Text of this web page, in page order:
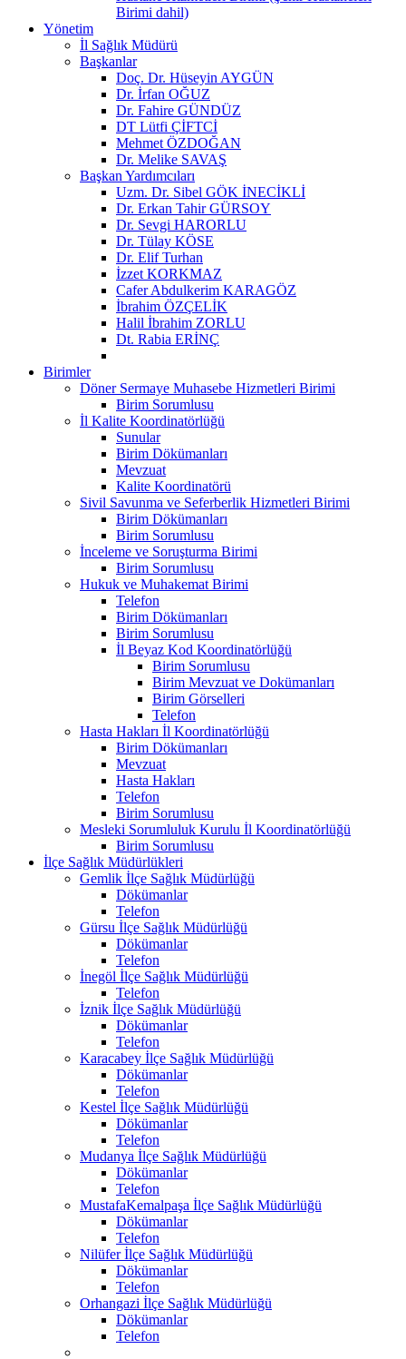
Birimi dahil)
Yönetim
İl Sağlık Müdürü
Başkanlar
Doç. Dr. Hüseyin AYGÜN
Dr. İrfan OĞUZ
Dr. Fahire GÜNDÜZ
DT Lütfi ÇİFTCİ
Mehmet ÖZDOĞAN
Dr. Melike SAVAŞ
Başkan Yardımcıları
Uzm. Dr. Sibel GÖK İNECİKLİ
Dr. Erkan Tahir GÜRSOY
Dr. Sevgi HARORLU
Dr. Tülay KÖSE
Dr. Elif Turhan
İzzet KORKMAZ
Cafer Abdulkerim KARAGÖZ
İbrahim ÖZÇELİK
Halil İbrahim ZORLU
Dt. Rabia ERİNÇ
Birimler
Döner Sermaye Muhasebe Hizmetleri Birimi
Birim Sorumlusu
İl Kalite Koordinatörlüğü
Sunular
Birim Dökümanları
Mevzuat
Kalite Koordinatörü
Sivil Savunma ve Seferberlik Hizmetleri Birimi
Birim Dökümanları
Birim Sorumlusu
İnceleme ve Soruşturma Birimi
Birim Sorumlusu
Hukuk ve Muhakemat Birimi
Telefon
Birim Dökümanları
Birim Sorumlusu
İl Beyaz Kod Koordinatörlüğü
Birim Sorumlusu
Birim Mevzuat ve Dokümanları
Birim Görselleri
Telefon
Hasta Hakları İl Koordinatörlüğü
Birim Dökümanları
Mevzuat
Hasta Hakları
Telefon
Birim Sorumlusu
Mesleki Sorumluluk Kurulu İl Koordinatörlüğü
Birim Sorumlusu
İlçe Sağlık Müdürlükleri
Gemlik İlçe Sağlık Müdürlüğü
Dökümanlar
Telefon
Gürsu İlçe Sağlık Müdürlüğü
Dökümanlar
Telefon
İnegöl İlçe Sağlık Müdürlüğü
Telefon
İznik İlçe Sağlık Müdürlüğü
Dökümanlar
Telefon
Karacabey İlçe Sağlık Müdürlüğü
Dökümanlar
Telefon
Kestel İlçe Sağlık Müdürlüğü
Dökümanlar
Telefon
Mudanya İlçe Sağlık Müdürlüğü
Dökümanlar
Telefon
MustafaKemalpaşa İlçe Sağlık Müdürlüğü
Dökümanlar
Telefon
Nilüfer İlçe Sağlık Müdürlüğü
Dökümanlar
Telefon
Orhangazi İlçe Sağlık Müdürlüğü
Dökümanlar
Telefon